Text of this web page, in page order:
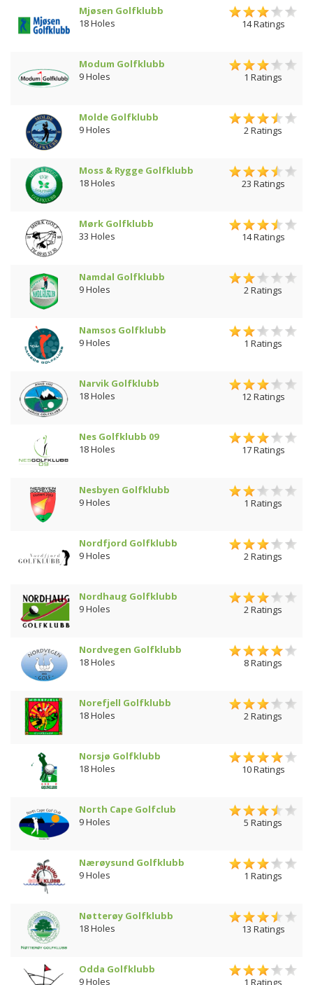
Mjøsen Golfklubb
18 Holes
14 Ratings
Modum Golfklubb
9 Holes
1 Ratings
Molde Golfklubb
9 Holes
2 Ratings
Moss & Rygge Golfklubb
18 Holes
23 Ratings
Mørk Golfklubb
33 Holes
14 Ratings
Namdal Golfklubb
9 Holes
2 Ratings
Namsos Golfklubb
9 Holes
1 Ratings
Narvik Golfklubb
18 Holes
12 Ratings
Nes Golfklubb 09
18 Holes
17 Ratings
Nesbyen Golfklubb
9 Holes
1 Ratings
Nordfjord Golfklubb
9 Holes
2 Ratings
Nordhaug Golfklubb
9 Holes
2 Ratings
Nordvegen Golfklubb
18 Holes
8 Ratings
Norefjell Golfklubb
18 Holes
2 Ratings
Norsjø Golfklubb
18 Holes
10 Ratings
North Cape Golfclub
9 Holes
5 Ratings
Nærøysund Golfklubb
9 Holes
1 Ratings
Nøtterøy Golfklubb
18 Holes
13 Ratings
Odda Golfklubb
9 Holes
1 Ratings